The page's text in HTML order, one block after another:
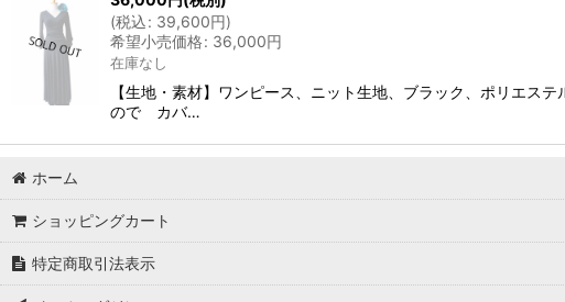
(税込: 39,600円)
希望小売価格: 36,000円
在庫なし
【生地・素材】ワンピース、ニット生地、ブラック、ポリエス
ので カバ…
ホーム
ショッピングカート
特定商取引法表示